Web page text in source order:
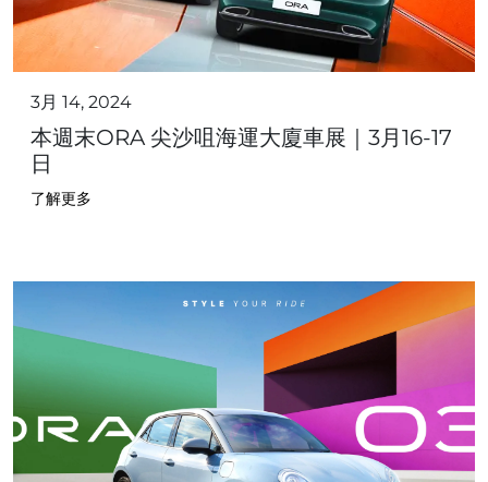
3月 14, 2024
本週末ORA 尖沙咀海運大廈車展｜3月16-17
日
了解更多